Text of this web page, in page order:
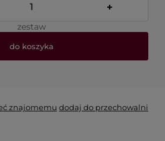
+
zestaw
do koszyka
znajomemu dodaj do przechowalni